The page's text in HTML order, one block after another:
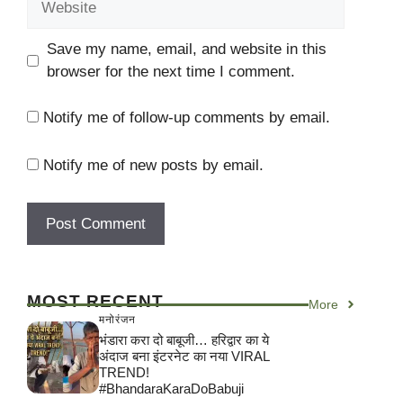
Save my name, email, and website in this
browser for the next time I comment.
Notify me of follow-up comments by email.
Notify me of new posts by email.
MOST RECENT More
मनोरंजन
भंडारा करा दो बाबूजी… हरिद्वार का ये
अंदाज बना इंटरनेट का नया VIRAL
TREND!
#BhandaraKaraDoBabuji